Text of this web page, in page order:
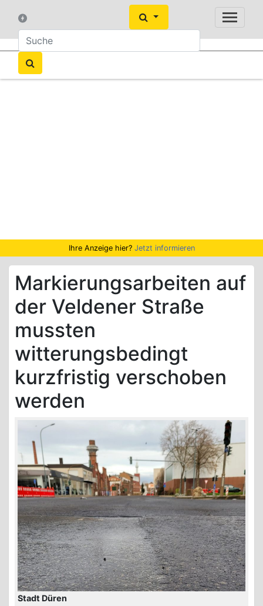
Ihre Anzeige hier? Jetzt informieren
Markierungsarbeiten auf
der Veldener Straße
mussten
witterungsbedingt
kurzfristig verschoben
werden
Stadt Düren